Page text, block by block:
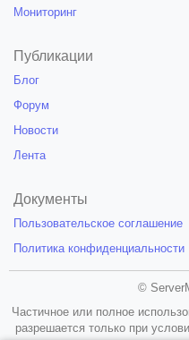
Мониторинг
Публикации
Блог
Форум
Новости
Лента
Документы
Пользовательское соглашение
Политика конфиденциальности
©
Частичное или полное
разрешается только при